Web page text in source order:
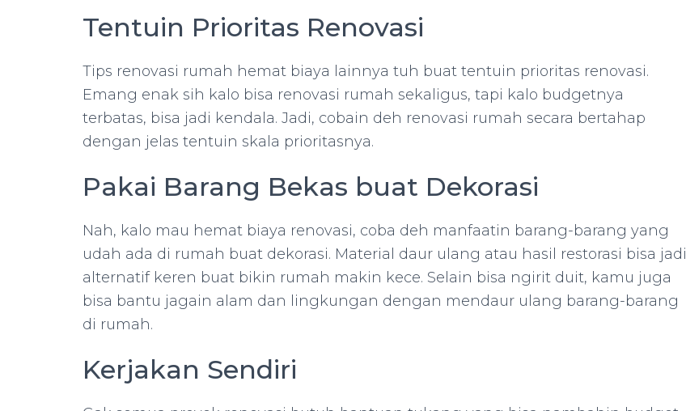
Tentuin Prioritas Renovasi
Tips renovasi rumah hemat biaya lainnya tuh buat tentuin prioritas renovasi.
Emang enak sih kalo bisa renovasi rumah sekaligus, tapi kalo budgetnya
terbatas, bisa jadi kendala. Jadi, cobain deh renovasi rumah secara bertahap
dengan jelas tentuin skala prioritasnya.
Pakai Barang Bekas buat Dekorasi
Nah, kalo mau hemat biaya renovasi, coba deh manfaatin barang-barang yang
udah ada di rumah buat dekorasi. Material daur ulang atau hasil restorasi bisa jadi
alternatif keren buat bikin rumah makin kece. Selain bisa ngirit duit, kamu juga
bisa bantu jagain alam dan lingkungan dengan mendaur ulang barang-barang
di rumah.
Kerjakan Sendiri